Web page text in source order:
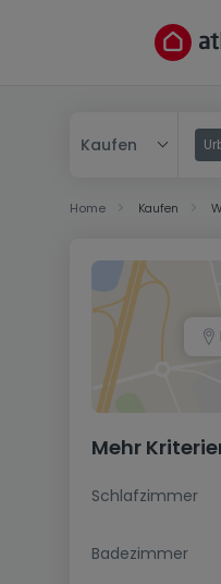
Kaufen
Home Kaufen
Mehr
Schlafzimmer
Badezimmer